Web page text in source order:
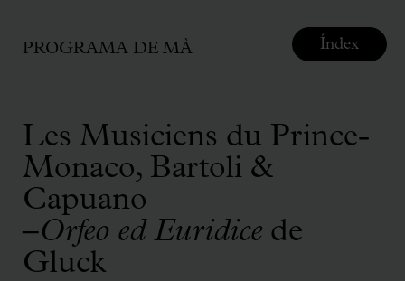
PROGRAMA DE MÀ
Les Musiciens du Prince-
Monaco, Bartoli &
Capuano
–Orfeo ed Euridice de
Gluck
Índex